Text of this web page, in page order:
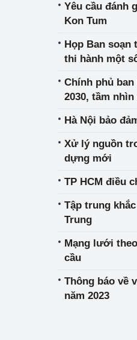
Yêu cầu đánh
Kon Tum
Họp Ban soạn
thi hành một
Chính phủ
2030, tầm nhìn
Hà Nội bảo
Xử lý nguồn
dựng mới
TP HCM điều
Tập trung
Trung
Mạng lưới
cầu
Thông báo về
năm 2023